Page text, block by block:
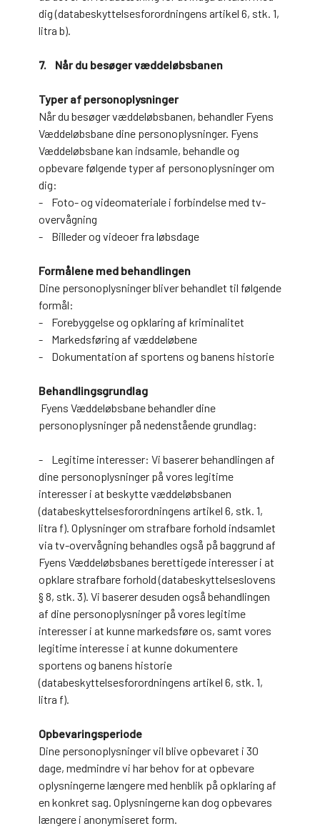
dig (databeskyttelsesforordningens artikel 6, stk. 1,
litra b).
7. Når du besøger væddeløbsbanen
Typer af personoplysninger
Når du besøger væddeløbsbanen, behandler Fyens
Væddeløbsbane dine personoplysninger. Fyens
Væddeløbsbane kan indsamle, behandle og
opbevare følgende typer af personoplysninger om
dig:
- Foto- og videomateriale i forbindelse med tv-
overvågning
- Billeder og videoer fra løbsdage
Formålene med behandlingen
Dine personoplysninger bliver behandlet til følgende
formål:
- Forebyggelse og opklaring af kriminalitet
- Markedsføring af væddeløbene
- Dokumentation af sportens og banens historie
Behandlingsgrundlag
Fyens Væddeløbsbane behandler dine
personoplysninger på nedenstående grundlag:
- Legitime interesser: Vi baserer behandlingen af
dine personoplysninger på vores legitime
interesser i at beskytte væddeløbsbanen
(databeskyttelsesforordningens artikel 6, stk. 1,
litra f). Oplysninger om strafbare forhold indsamlet
via tv-overvågning behandles også på baggrund af
Fyens Væddeløbsbanes berettigede interesser i at
opklare strafbare forhold (databeskyttelseslovens
§ 8, stk. 3). Vi baserer desuden også behandlingen
af dine personoplysninger på vores legitime
interesser i at kunne markedsføre os, samt vores
legitime interesse i at kunne dokumentere
sportens og banens historie
(databeskyttelsesforordningens artikel 6, stk. 1,
litra f).
Opbevaringsperiode
Dine personoplysninger vil blive opbevaret i 30
dage, medmindre vi har behov for at opbevare
oplysningerne længere med henblik på opklaring af
en konkret sag. Oplysningerne kan dog opbevares
længere i anonymiseret form.